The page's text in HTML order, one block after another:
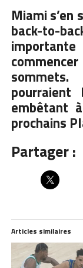
Miami s’en
back-to-
embêtant
prochains
Partager :
Articles similaires